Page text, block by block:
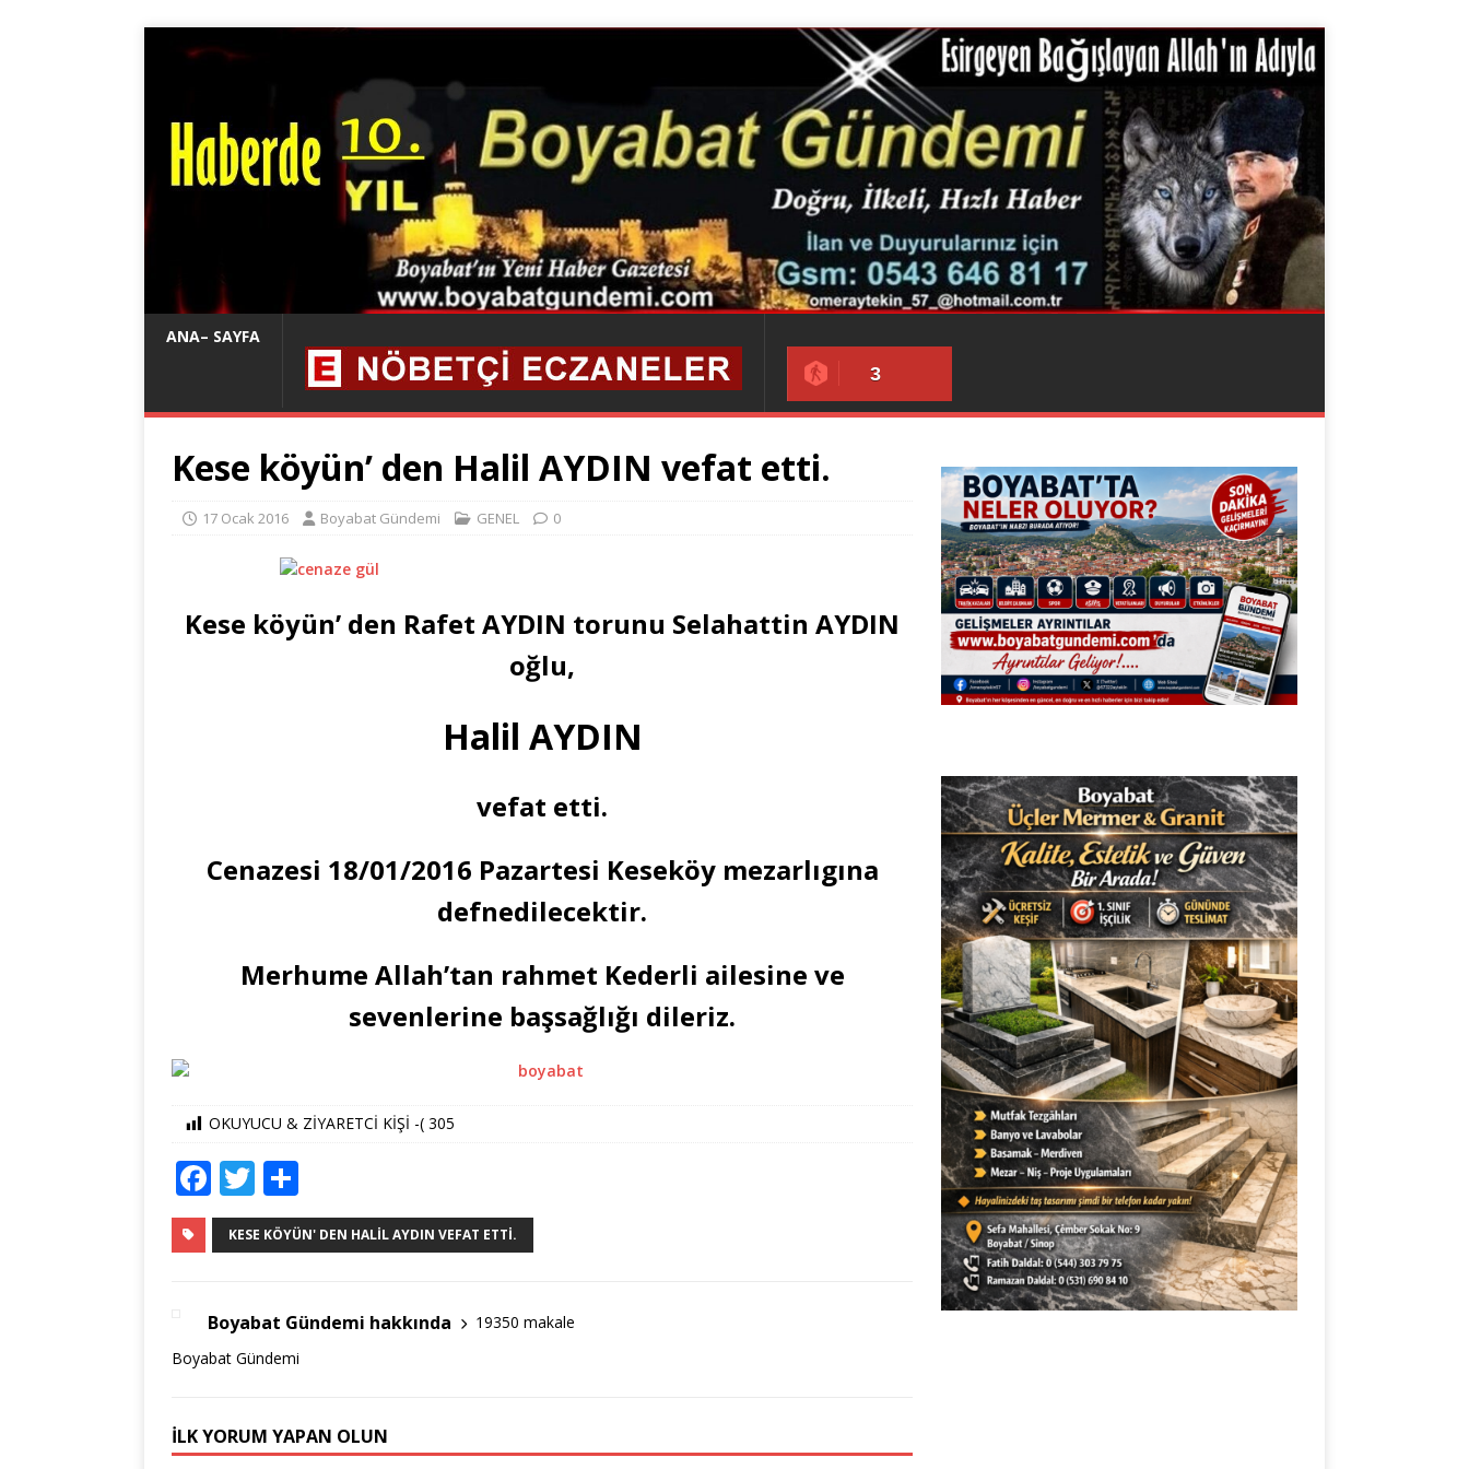
ANA– SAYFA
3
Kese köyün’ den Halil AYDIN vefat etti.
17 Ocak 2016 Boyabat Gündemi GENEL 0
Kese köyün’ den Rafet AYDIN torunu Selahattin AYDIN
oğlu,
Halil AYDIN
vefat etti.
Cenazesi 18/01/2016 Pazartesi Keseköy mezarlıgına
defnedilecektir.
Merhume Allah’tan rahmet Kederli ailesine ve
sevenlerine başsağlığı dileriz.
OKUYUCU & ZİYARETCİ KİŞİ -( 305
F
a
c
b
o
k
T
w
it
r
h
ar
KESE KÖYÜN' DEN HALIL AYDIN VEFAT ETTI.
Boyabat Gündemi hakkında
19350 makale
Boyabat Gündemi
İLK YORUM YAPAN OLUN